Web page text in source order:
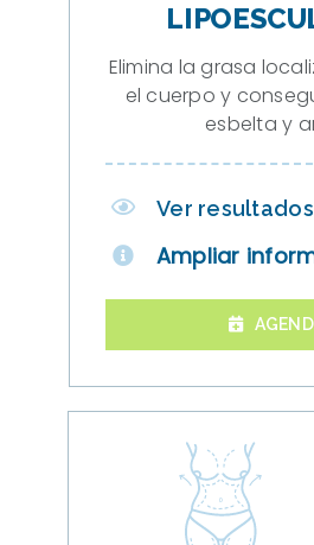
Elimina la grasa
el cuerpo y
esbelta y
Ver resultados
Ampliar